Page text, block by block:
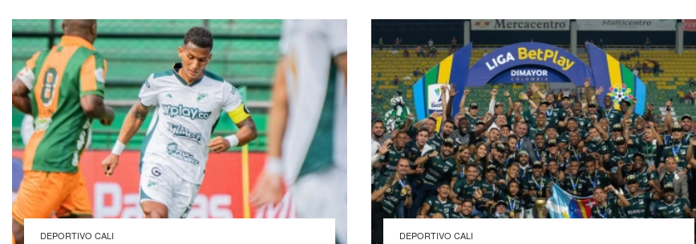
DEPORTIVO CALI DEPORTIVO CALI